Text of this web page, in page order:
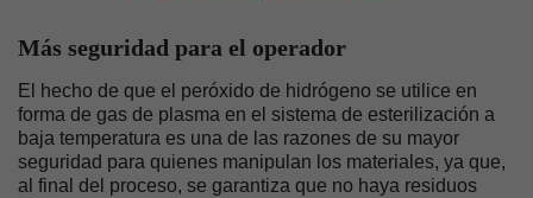
Más seguridad para el operador
El hecho de que el peróxido de hidrógeno se utilice en
forma de gas de plasma en el sistema de esterilización a
baja temperatura es una de las razones de su mayor
seguridad para quienes manipulan los materiales, ya que,
al final del proceso, se garantiza que no haya residuos